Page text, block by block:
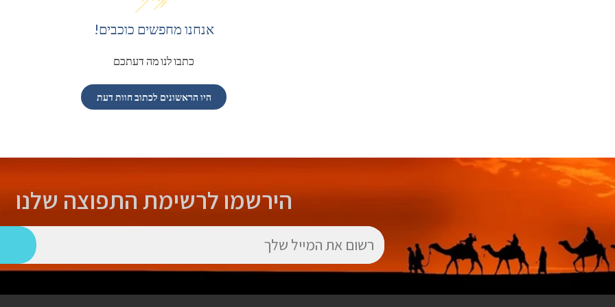
אנחנו מחפשים כוכבים!
כתבו לנו מה דעתכם
היו הראשונים לכתוב חוות דעת
הירשמו לרשימת התפוצה שלנו
דוא"ל